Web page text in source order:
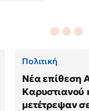
Πολιτική
Νέα επίθεση
Καρυστιανού
μετέτρεψαν